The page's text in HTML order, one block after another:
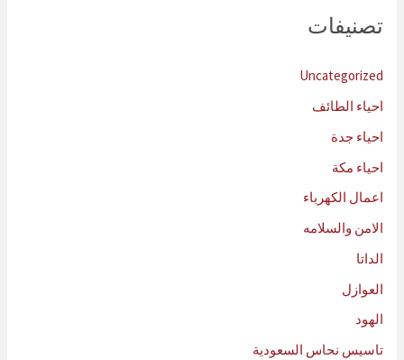
تصنيفات
Uncategorized
احياء الطائف
احياء جدة
احياء مكة
اعمال الكهرباء
الامن والسلامه
الداتا
العوازل
الهود
تاسيس نحاس السعودية